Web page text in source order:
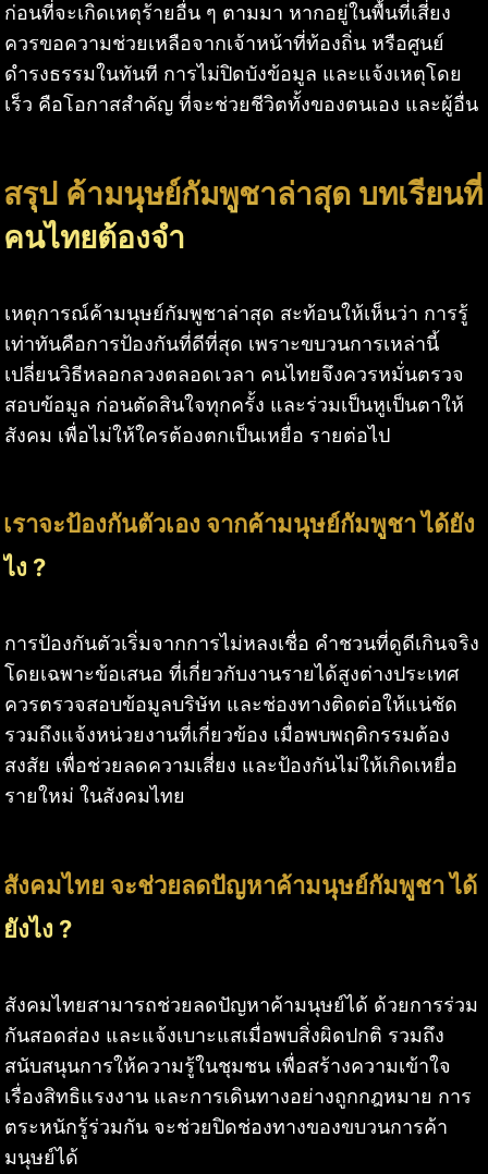
ก่อนที่จะเกิดเหตุร้ายอื่น ๆ ตามมา หากอยู่ในพื้นที่เสี่ยง
ควรขอความช่วยเหลือจากเจ้าหน้าที่ท้องถิ่น หรือศูนย์
ดำรงธรรมในทันที การไม่ปิดบังข้อมูล และแจ้งเหตุโดย
เร็ว คือโอกาสสำคัญ ที่จะช่วยชีวิตทั้งของตนเอง และผู้อื่น
สรุป ค้ามนุษย์กัมพูชาล่าสุด บทเรียนที่
คนไทยต้องจำ
เหตุการณ์ค้ามนุษย์กัมพูชาล่าสุด สะท้อนให้เห็นว่า การรู้
เท่าทันคือการป้องกันที่ดีที่สุด เพราะขบวนการเหล่านี้
เปลี่ยนวิธีหลอกลวงตลอดเวลา คนไทยจึงควรหมั่นตรวจ
สอบข้อมูล ก่อนตัดสินใจทุกครั้ง และร่วมเป็นหูเป็นตาให้
สังคม เพื่อไม่ให้ใครต้องตกเป็นเหยื่อ รายต่อไป
เราจะป้องกันตัวเอง จากค้ามนุษย์กัมพูชา ได้ยัง
ไง ?
การป้องกันตัวเริ่มจากการไม่หลงเชื่อ คำชวนที่ดูดีเกินจริง
โดยเฉพาะข้อเสนอ ที่เกี่ยวกับงานรายได้สูงต่างประเทศ
ควรตรวจสอบข้อมูลบริษัท และช่องทางติดต่อให้แน่ชัด
รวมถึงแจ้งหน่วยงานที่เกี่ยวข้อง เมื่อพบพฤติกรรมต้อง
สงสัย เพื่อช่วยลดความเสี่ยง และป้องกันไม่ให้เกิดเหยื่อ
รายใหม่ ในสังคมไทย
สังคมไทย จะช่วยลดปัญหาค้ามนุษย์กัมพูชา ได้
ยังไง ?
สังคมไทยสามารถช่วยลดปัญหาค้ามนุษย์ได้ ด้วยการร่วม
กันสอดส่อง และแจ้งเบาะแสเมื่อพบสิ่งผิดปกติ รวมถึง
สนับสนุนการให้ความรู้ในชุมชน เพื่อสร้างความเข้าใจ
เรื่องสิทธิแรงงาน และการเดินทางอย่างถูกกฎหมาย การ
ตระหนักรู้ร่วมกัน จะช่วยปิดช่องทางของขบวนการค้า
มนุษย์ได้